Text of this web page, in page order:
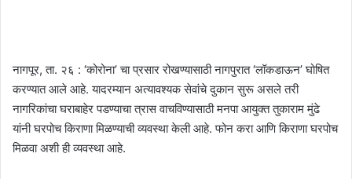
नागपूर, ता. २६ : ‘कोरोना’ चा प्रसार रोखण्यासाठी नागपुरात ‘लॉकडाऊन’ घोषित
करण्यात आले आहे. यादरम्यान अत्यावश्यक सेवांचे दुकान सुरू असले तरी
नागरिकांचा घराबाहेर पडण्याचा त्रास वाचविण्यासाठी मनपा आयुक्त तुकाराम मुंढे
यांनी घरपोच किराणा मिळण्याची व्यवस्था केली आहे. फोन करा आणि किराणा घरपोच
मिळवा अशी ही व्यवस्था आहे.